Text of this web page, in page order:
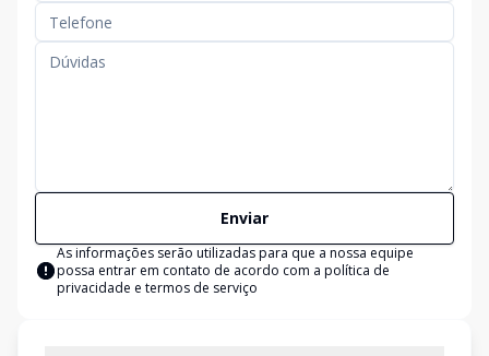
Enviar
As informações serão utilizadas para que a nossa equipe
possa entrar em contato de acordo com a política de
privacidade e termos de serviço